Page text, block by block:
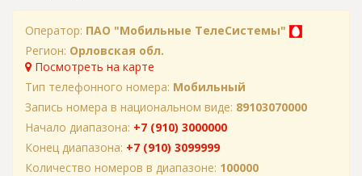
Оператор: ПАО "Мобильные ТелеСистемы"
Регион: Орловская обл.
Посмотреть на карте
Тип телефонного номера: Мобильный
Запись номера в национальном виде: 89103070000
Начало диапазона: +7 (910) 3000000
Конец диапазона: +7 (910) 3099999
Количество номеров в диапазоне: 100000